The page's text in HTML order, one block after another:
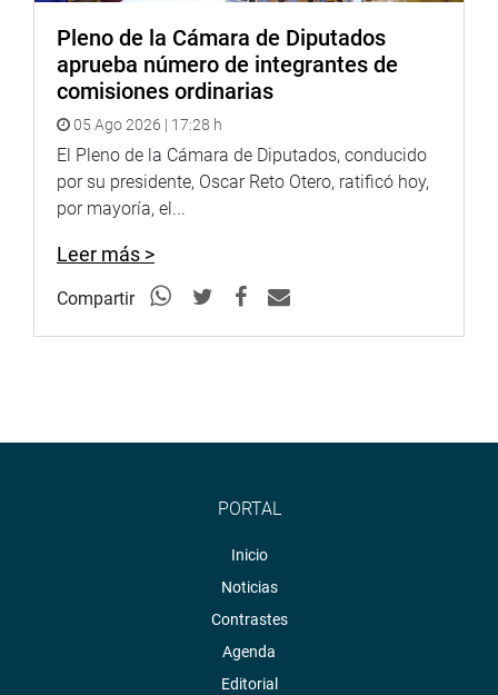
TUMBES
la mesa técnica «Promoción de la actividad turística en la
región Tumbes. Retos y Posibilidades», donde exhortó a
trabajar conjuntamente para brindar mayor seguridad a
los turistas y ofrecer mejor infraestructura.
Pleno de la Cámara de Diputados
aprueba número de integrantes de
comisiones ordinarias
05 Ago 2026 | 17:28 h
El Pleno de la Cámara de Diputados, conducido
por su presidente, Oscar Reto Otero, ratificó hoy,
por mayoría, el...
Leer más >
Compartir
PORTAL
Inicio
Noticias
Contrastes
Agenda
Editorial